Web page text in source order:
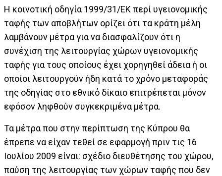
Η κοινοτική οδηγία 1999/31/ΕΚ περί υγειονομικής
ταφής των αποβλήτων ορίζει ότι τα κράτη μέλη
λαμβάνουν μέτρα για να διασφαλίζουν ότι η
συνέχιση της λειτουργίας χώρων υγειονομικής
ταφής για τους οποίους έχει χορηγηθεί άδεια ή οι
οποίοι λειτουργούν ήδη κατά το χρόνο μεταφοράς
της οδηγίας στο εθνικό δίκαιο επιτρέπεται μόνον
εφόσον ληφθούν συγκεκριμένα μέτρα.
Τα μέτρα που στην περίπτωση της Κύπρου θα
έπρεπε να είχαν τεθεί σε εφαρμογή πριν τις 16
Ιουλίου 2009 είναι: σχέδιο διευθέτησης του χώρου,
παύση της λειτουργίας των χώρων ταφής που δεν